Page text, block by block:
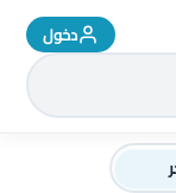
دخول